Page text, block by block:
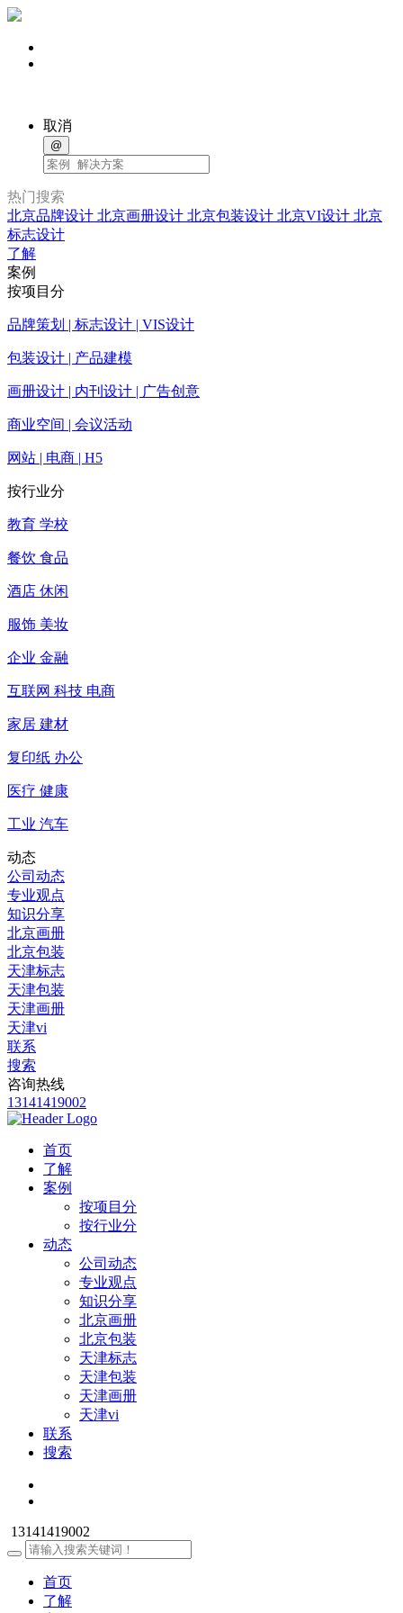
取消
@
热门搜索
北京品牌设计 北京画册设计 北京包装设计 北京VI设计 北京
标志设计
了解
案例
按项目分
品牌策划 | 标志设计 | VIS设计
包装设计 | 产品建模
画册设计 | 内刊设计 | 广告创意
商业空间 | 会议活动
网站 | 电商 | H5
按行业分
教育 学校
餐饮 食品
酒店 休闲
服饰 美妆
企业 金融
互联网 科技 电商
家居 建材
复印纸 办公
医疗 健康
工业 汽车
动态
公司动态
专业观点
知识分享
北京画册
北京包装
天津标志
天津包装
天津画册
天津vi
联系
搜索
咨询热线
13141419002
首页
了解
案例
按项目分
按行业分
动态
公司动态
专业观点
知识分享
北京画册
北京包装
天津标志
天津包装
天津画册
天津vi
联系
搜索
13141419002
首页
了解